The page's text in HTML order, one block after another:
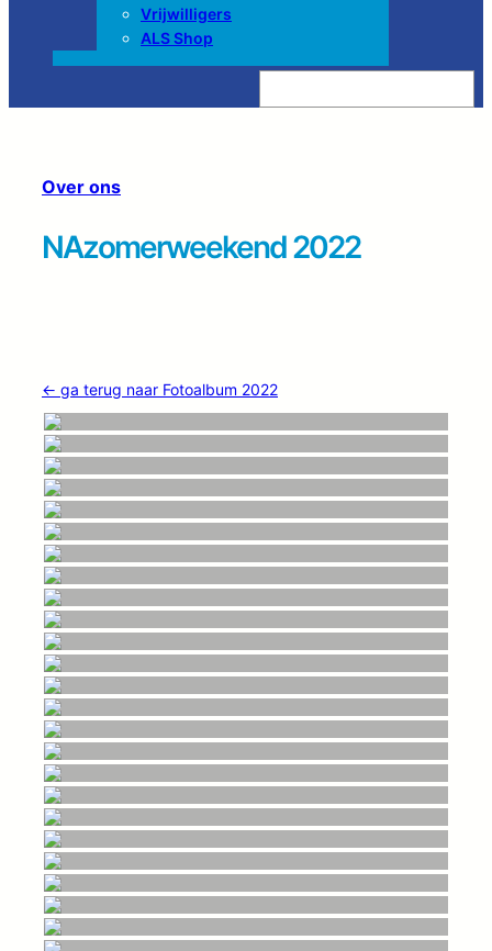
Vrijwilligers
ALS Shop
Z
e
Over ons
NAzomerweekend 2022
← ga terug naar Fotoalbum 2022